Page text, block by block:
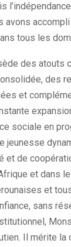
avons
tous les
des atouts
des
et
sociale en
jeunesse
et de
et dans
et
sans
Il mérite la